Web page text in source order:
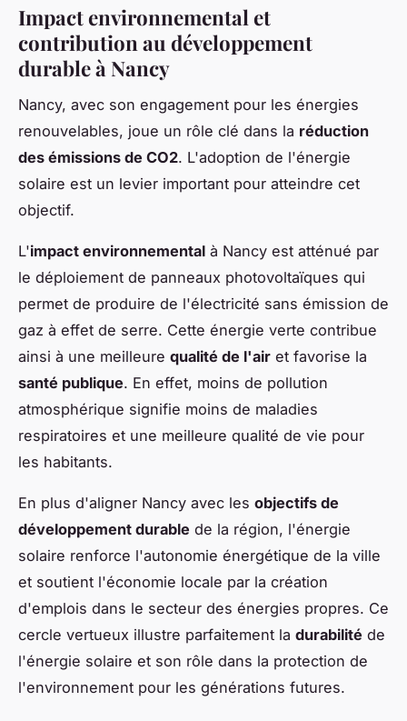
Impact environnemental et
contribution au développement
durable à Nancy
Nancy, avec son engagement pour les énergies
renouvelables, joue un rôle clé dans la réduction
des émissions de CO2. L'adoption de l'énergie
solaire est un levier important pour atteindre cet
objectif.
L'impact environnemental à Nancy est atténué par
le déploiement de panneaux photovoltaïques qui
permet de produire de l'électricité sans émission de
gaz à effet de serre. Cette énergie verte contribue
ainsi à une meilleure qualité de l'air et favorise la
santé publique. En effet, moins de pollution
atmosphérique signifie moins de maladies
respiratoires et une meilleure qualité de vie pour
les habitants.
En plus d'aligner Nancy avec les objectifs de
développement durable de la région, l'énergie
solaire renforce l'autonomie énergétique de la ville
et soutient l'économie locale par la création
d'emplois dans le secteur des énergies propres. Ce
cercle vertueux illustre parfaitement la durabilité de
l'énergie solaire et son rôle dans la protection de
l'environnement pour les générations futures.